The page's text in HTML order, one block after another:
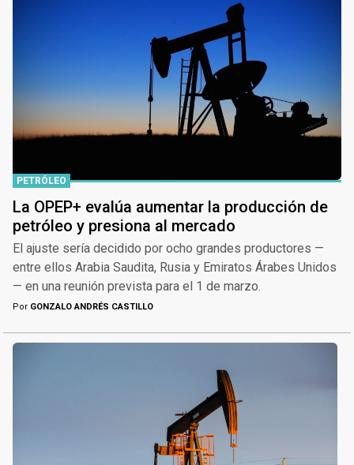
PETRÓLEO
La OPEP+ evalúa aumentar la producción de
petróleo y presiona al mercado
El ajuste sería decidido por ocho grandes productores —
entre ellos Arabia Saudita, Rusia y Emiratos Árabes Unidos
— en una reunión prevista para el 1 de marzo.
Por GONZALO ANDRÉS CASTILLO